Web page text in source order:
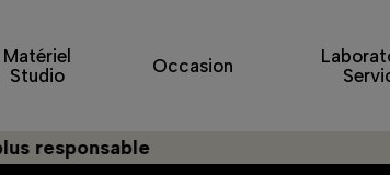
Matériel
Studio
Occasion